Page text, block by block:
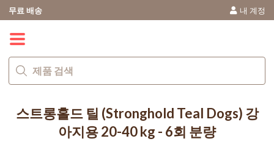
내 계정
무료 배송
스트롱홀드 틸 (Stronghold Teal Dogs) 강
아지용 20-40 kg - 6회 분량